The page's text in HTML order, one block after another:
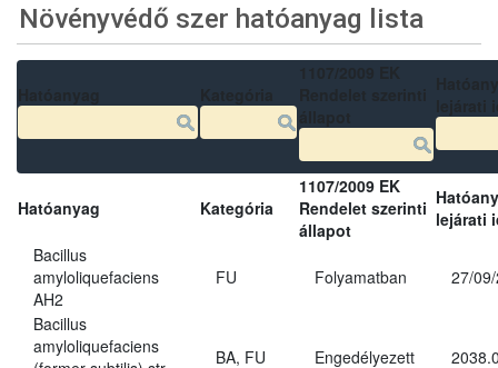
Növényvédő szer hatóanyag lista
Hatóanyag Kategória
1107/2009 EK
Rendelet szerinti
állapot
lejárati
Bacillus
amyloliquefaciens
AH2
FU Folyamatban 27/
Bacillus
amyloliquefaciens
BA, FU Engedélyezett